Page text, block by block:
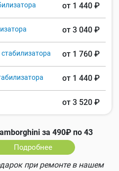
от 1 440 ₽
от 3 040 ₽
от 1 760 ₽
от 1 440 ₽
от 3 520 ₽
за 490₽ по 43
Подробнее
при ремонте в нашем